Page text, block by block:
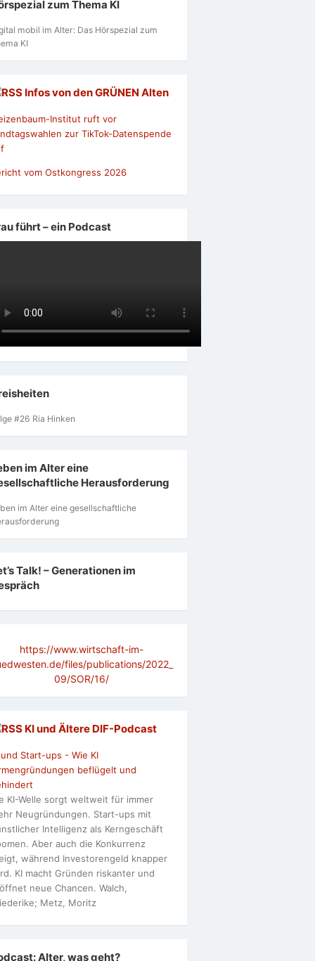
zum Thema KI
mobil im Alter: Das Hörspezial zum
KI
Infos von den GRÜNEN Alten
Institut ruft vor
zur TikTok-Datenspende
vom Ostkongress 2026
führt – ein Podcast
#26 Ria Hinken
im Alter eine
Herausforderung
im Alter eine gesellschaftliche
Talk! – Generationen im
https://www.wirtschaft-im-
files/publications/2022_
09/SOR/16/
KI und Ältere DlF-Podcast
und Start-ups - Wie KI
beflügelt und
KI-Welle sorgt weltweit für immer
Neugründungen. Start-ups mit
Intelligenz als Kerngeschäft
Aber auch die Konkurrenz
während Investorengeld knapper
KI macht Gründen riskanter und
neue Chancen. Walch,
Metz, Moritz
Alter, was geht?